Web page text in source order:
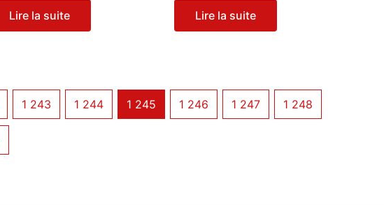
Lire la suite Lire la suite
1 243 1 244 1 245 1 246 1 247 1 248